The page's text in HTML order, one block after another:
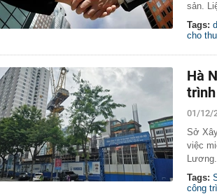
sản.
Tags:
cho
Hà
01/12/
Sở
việc
Lương.
Tags:
công